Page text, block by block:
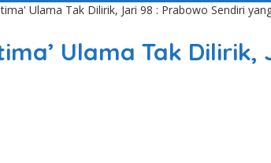
Ulama Tak Dilirik, Jari 98 : Prabowo Sendiri
Ulama Tak